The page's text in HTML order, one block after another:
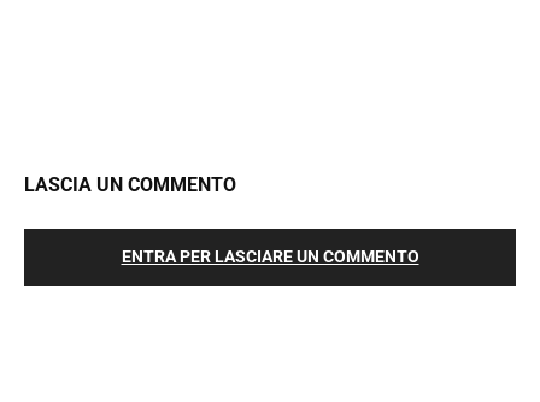
LASCIA UN COMMENTO
ENTRA PER LASCIARE UN COMMENTO